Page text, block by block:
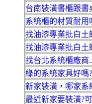
台南裝潢書櫃跟書
系統櫃的材質耐用
找油漆專業批白土
找油漆專業批白土
找台北系統櫃廠商..
綠的系統家具好嗎?
新家裝潢，哪家系
最近新家要裝潢?